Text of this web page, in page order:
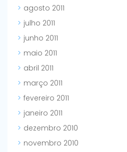
agosto 2011
julho 2011
junho 2011
maio 2011
abril 2011
março 2011
fevereiro 2011
janeiro 2011
dezembro 2010
novembro 2010